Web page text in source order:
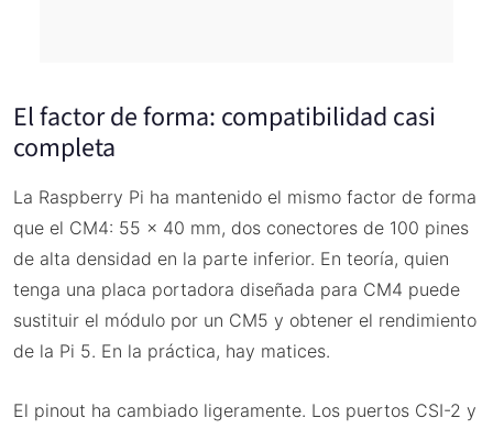
El factor de forma: compatibilidad casi
completa
La Raspberry Pi ha mantenido el mismo factor de forma
que el CM4: 55 × 40 mm, dos conectores de 100 pines
de alta densidad en la parte inferior. En teoría, quien
tenga una placa portadora diseñada para CM4 puede
sustituir el módulo por un CM5 y obtener el rendimiento
de la Pi 5. En la práctica, hay matices.
El pinout ha cambiado ligeramente. Los puertos CSI-2 y